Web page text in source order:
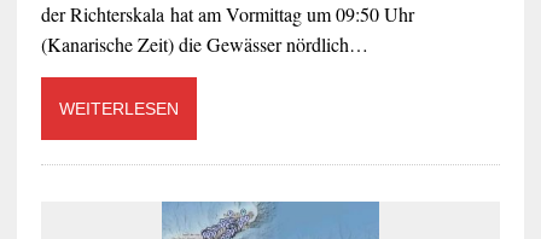
der Richterskala hat am Vormittag um 09:50 Uhr
(Kanarische Zeit) die Gewässer nördlich…
WEITERLESEN